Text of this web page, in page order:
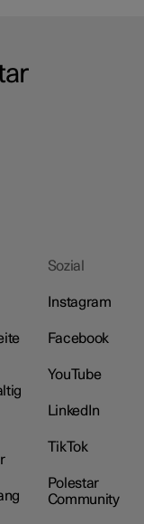
Sozial
Instagram
Facebook
YouTube
LinkedIn
TikTok
Polestar
Community